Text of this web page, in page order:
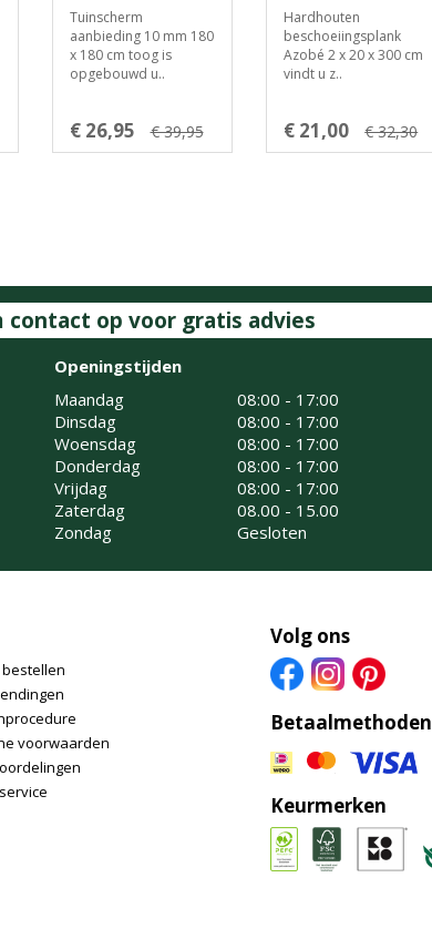
Tuinscherm
aanbieding 10 mm 180
x 180 cm toog is
opgebouwd u..
€ 26,95 € 39,95
Hardhouten
beschoeiingsplank
Azobé 2 x 20 x 300 cm
vindt u z..
€ 21,00 € 32,30
contact op voor gratis advies
Openingstijden
Maandag
08:00 - 17:00
Dinsdag
08:00 - 17:00
Woensdag
08:00 - 17:00
Donderdag
08:00 - 17:00
Vrijdag
08:00 - 17:00
Zaterdag
08.00 - 15.00
Zondag
Gesloten
voorwaarden
Volg ons
Betaalmethoden
Keurmerken